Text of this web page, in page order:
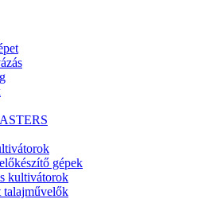
gépek
kultivátorok